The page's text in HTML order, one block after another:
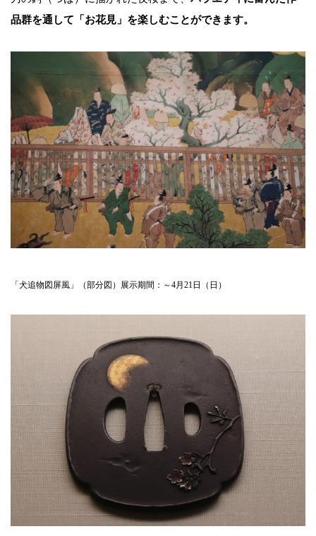
品群を通して「お花見」を楽しむことができます。
「犬追物図屏風」（部分図）展示期間：～4月21日（日）